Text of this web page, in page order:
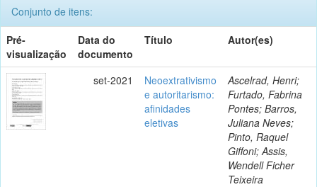
Conjunto de itens:
Pré-
visualização
Data do
documento
Título Autor(es)
set-2021
Neoextrativismo
e autoritarismo:
afinidades
eletivas
Ascelrad, Henri;
Furtado, Fabrina
Pontes; Barros,
Juliana Neves;
Pinto, Raquel
Giffoni; Assis,
Wendell Ficher
Teixeira